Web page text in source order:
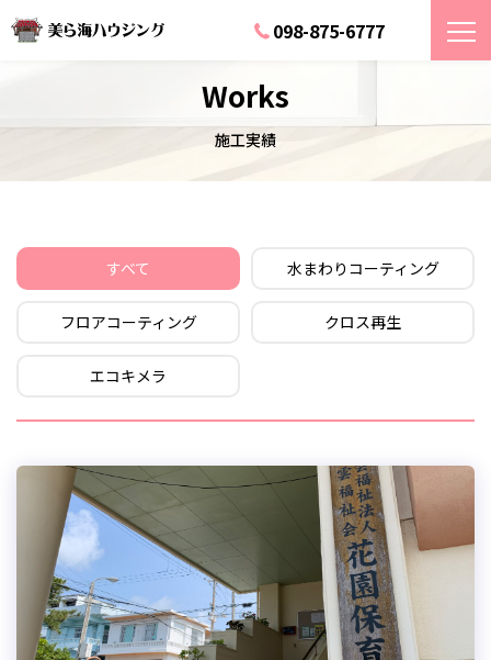
098-875-6777
Works
施工実績
すべて 水まわりコーティング
フロアコーティング クロス再生
エコキメラ